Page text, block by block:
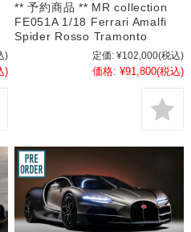
)
)
** 予約商品 ** MR collection
FE051A 1/18 Ferrari Amalfi
Spider Rosso Tramonto
定価: ¥102,000(税込)
価格: ¥91,800(税込)